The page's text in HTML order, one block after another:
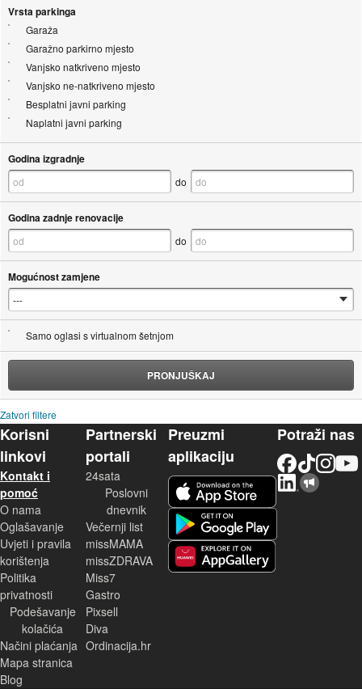
Vrsta parkinga
Garaža
Garažno parkirno mjesto
Vanjsko natkriveno mjesto
Vanjsko ne-natkriveno mjesto
Besplatni javni parking
Naplatni javni parking
Godina izgradnje
do
Godina zadnje renovacije
do
Mogućnost zamjene
Samo oglasi s virtualnom šetnjom
PRONJUŠKAJ
Zatvori filtere
Korisni
linkovi
Kontakt i
pomoć
O nama
Oglašavanje
Uvjeti i pravila
korištenja
Politika
privatnosti
Podešavanje
kolačića
Načini plaćanja
Mapa stranica
Blog
Partnerski
portali
24sata
Poslovni
dnevnik
Večernji list
missMAMA
missZDRAVA
Miss7
Gastro
Pixsell
Diva
Ordinacija.hr
Preuzmi
aplikaciju
Potraži nas